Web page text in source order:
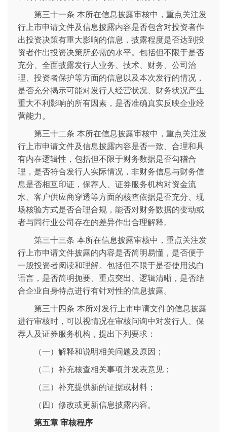
第三十一条 本所在信息披露审核中，重点关注发
行上市申请文件及信息披露内容是否包含对投资者作
出投资决策有重大影响的信息，披露程度是否达到投
资者作出投资决策所必需的水平。包括但不限于是否
充分、全面披露发行人业务、技术、财务、公司治
理、投资者保护等方面的信息以及本次发行的情况，
是否充分揭示可能对发行人经营状况、财务状况产生
重大不利影响的所有因素，是否准确真实反映企业经
营能力。
第三十二条 本所在信息披露审核中，重点关注发
行上市申请文件及信息披露内容是否一致、合理和具
有内在逻辑性，包括但不限于财务数据是否勾稽合
理，是否符合发行人实际情况，非财务信息与财务信
息是否相互印证，保荐人、证券服务机构对资金流
水、客户供应商穿透等方面的核查依据是否充分、现
场核验方式是否合理合规，能否对财务数据的变动或
者与同行业公司存在的差异作出合理解释。
第三十三条 本所在信息披露审核中，重点关注发
行上市申请文件披露的内容是否简明易懂，是否便于
一般投资者阅读和理解。包括但不限于是否使用浅白
语言，是否简明扼要、重点突出、逻辑清晰，是否结
合企业自身特点进行有针对性的信息披露。
第三十四条 本所对发行上市申请文件的信息披露
进行审核时，可以视情况在审核问询中对发行人、保
荐人及证券服务机构，提出下列要求：
（一）解释和说明相关问题及原因；
（二）补充核查相关事项并发表意见；
（三）补充提供新的证据或材料；
（四）修改或更新信息披露内容。
第五章 审核程序